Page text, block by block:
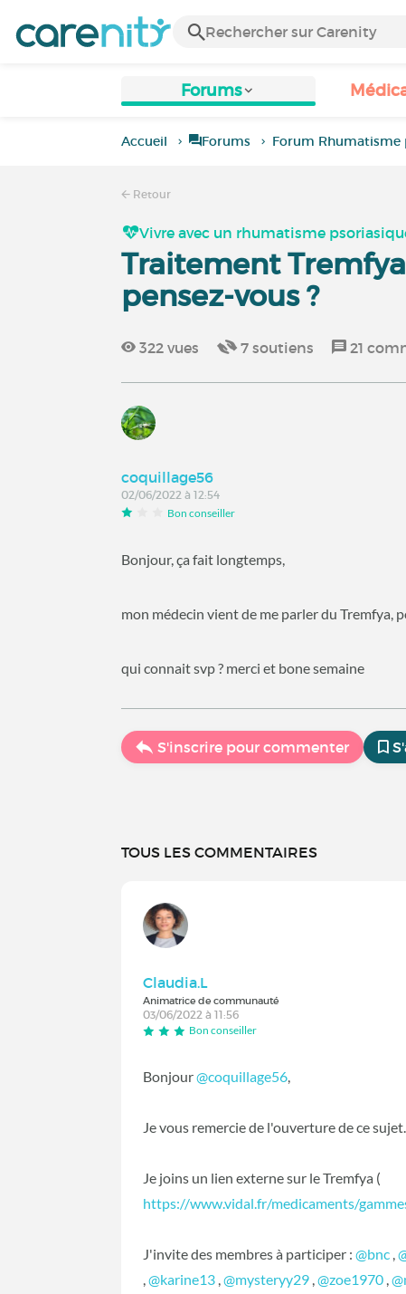
Forums
Accueil Forums Forum Rhumatisme
Retour
Vivre avec un rhumatisme
Traitement
pensez-vous ?
322 vues 7 soutiens 21
coquillage56
02/06/2022 à 12:54
Bon conseiller
Bonjour, ça fait longtemps,
mon médecin vient de me parler du
qui connait svp ? merci et bone semaine
S'inscrire pour commenter
TOUS LES COMMENTAIRES
Claudia.L
Animatrice de communauté
03/06/2022 à 11:56
Bon conseiller
Bonjour@coquillage56
Je vous remercie de l'ouverture de ce sujet.
Je joins un lien externe sur le Tremfya (
https://www.vidal.fr/medicaments/
J'invite des membres à participer :@bnc ,
,@karine13 ,@mysteryy29 ,@zoe1970 ,